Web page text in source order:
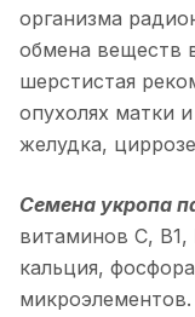
организма
обмена веществ
шерстистая
опухолях матки
желудка,
Семена укропа
витаминов С, B1,
кальция,